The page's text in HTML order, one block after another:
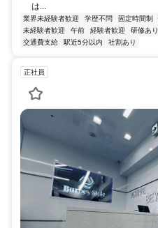
は...
業界未経験者歓迎 学歴不問 固定時間制
未経験者歓迎
午前 経験者歓迎 研修あり
交通費支給
駅近5分以内 社割あり
正社員